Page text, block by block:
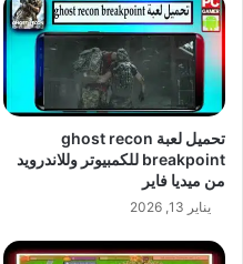
تحميل لعبة ghost recon
breakpoint للكمبيوتر وللاندرويد
من ميديا فاير
يناير 13, 2026